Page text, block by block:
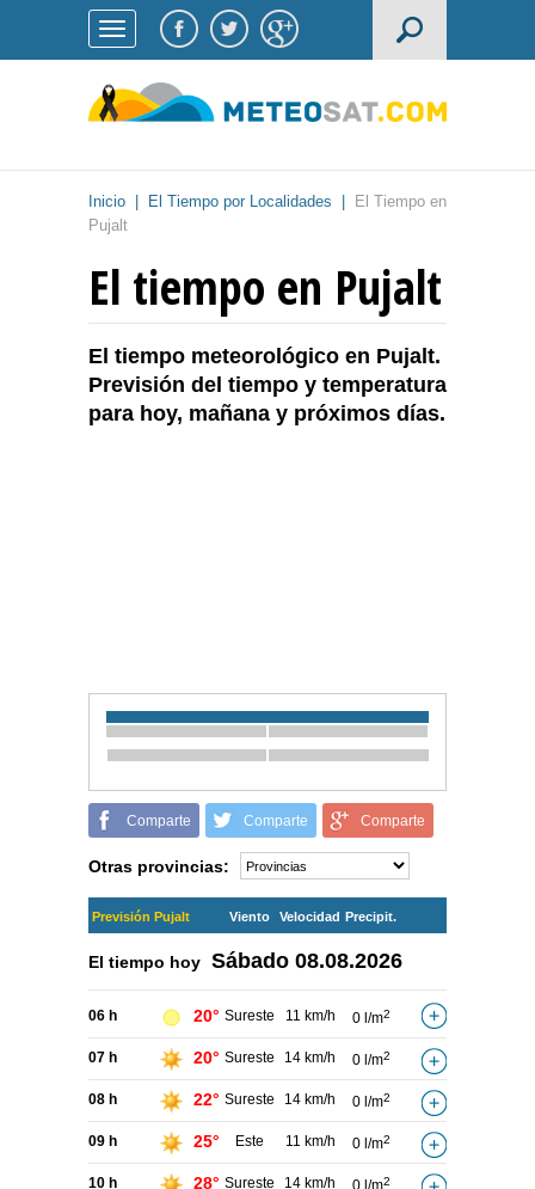
Inicio El Tiempo por Localidades
El Tiempo en
Pujalt
El tiempo en Pujalt
El tiempo meteorológico en Pujalt.
Previsión del tiempo y temperatura
para hoy, mañana y próximos días.
Comparte Comparte Comparte
Otras provincias:
Previsión Pujalt Viento Velocidad Precipit.
El tiempo hoy Sábado 08.08.2026
06 h 20° Sureste 11 km/h 0 l/m2
07 h 20° Sureste 14 km/h 0 l/m2
08 h 22° Sureste 14 km/h 0 l/m2
09 h 25° Este 11 km/h 0 l/m2
10 h 28° Sureste 14 km/h 2